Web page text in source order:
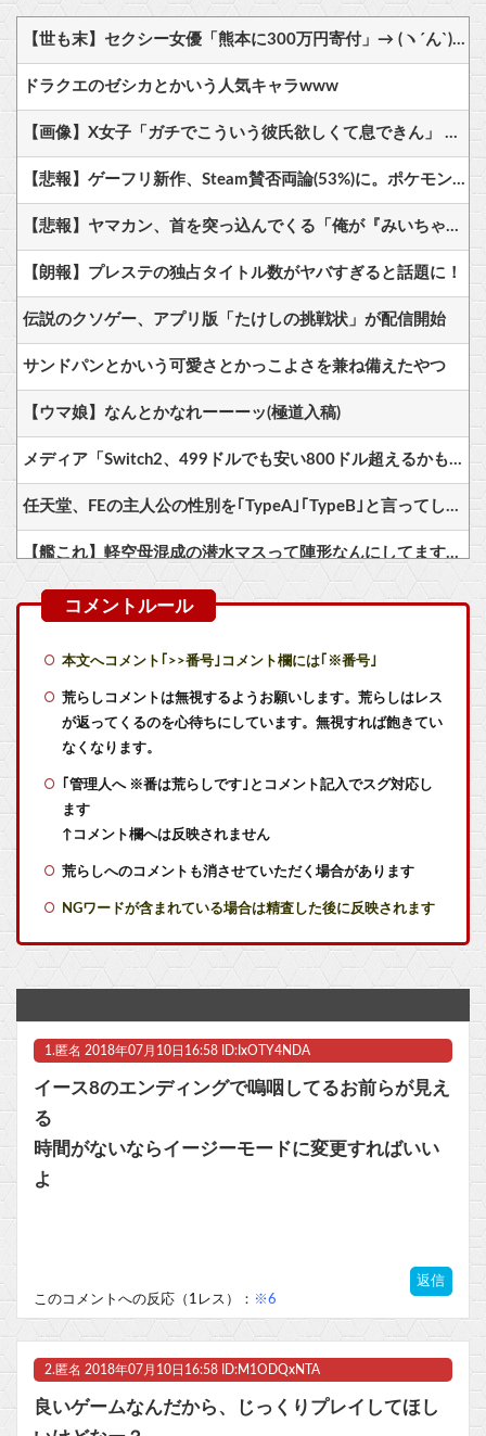
【世も末】セクシー女優「熊本に300万円寄付」→ (ヽ´ん`)「汚い金でもありがとう」
ドラクエのゼシカとかいう人気キャラwww
【画像】X女子「ガチでこういう彼氏欲しくて息できん」 2000万バズ
【悲報】ゲーフリ新作、Steam賛否両論(53%)に。ポケモンで磨いた技術力…
【悲報】ヤマカン、首を突っ込んでくる「俺が『みいちゃんと山田さん』のアニメ監督やりますよ？」
【朗報】プレステの独占タイトル数がヤバすぎると話題に！
伝説のクソゲー、アプリ版「たけしの挑戦状」が配信開始
サンドパンとかいう可愛さとかっこよさを兼ね備えたやつ
【ウマ娘】なんとかなれーーーッ(極道入稿)
メディア「Switch2、499ドルでも安い800ドル超えるかも。PS5は直近での値上げ可能性低い」
任天堂、FEの主人公の性別を｢TypeA｣｢TypeB｣と言ってしまう…
【艦これ】軽空母混成の潜水マスって陣形なんにしてますの？？？
【艦これ】ジャージ鹿島 他
【艦これ】差し入れゴトさん 他
FE万紫千紅、難易度が「ノーマル」と「ハード」のみの模様
同級生が食われた………。
メディア「Switch2、499ドルでも安い800ドル超えるかも。PS5は直近での値上げ可能性低い」
少年ジャンプの人気マンガグッズを“大量注文しキャンセル”繰り返したか 女逮捕 総額43億円以上他
【マジ注意】3.11被災者が語る『避難所では決して◯◯◯の質問にYESと答えてはいけない』のライフハックがあまりに地獄だった → うっかりYESと言った人が最悪の末路に…
ビットコイン再び1600万円へ。ドル円は147円に
Powered by livedoor 相互RSS
本文へコメント｢>>番号｣コメント欄には｢※番号｣
荒らしコメントは無視するようお願いします。荒らしはレス
が返ってくるのを心待ちにしています。無視すれば飽きてい
なくなります。
｢管理人へ ※番は荒らしです｣とコメント記入でスグ対応し
ます
↑コメント欄へは反映されません
荒らしへのコメントも消させていただく場合があります
NGワードが含まれている場合は精査した後に反映されます
1. 匿名 2018年07月10日16:58 ID:IxOTY4NDA
イース8のエンディングで嗚咽してるお前らが見え
る
時間がないならイージーモードに変更すればいい
よ
返信
このコメントへの反応（1レス）： ※6
2. 匿名 2018年07月10日16:58 ID:M1ODQxNTA
良いゲームなんだから、じっくりプレイしてほし